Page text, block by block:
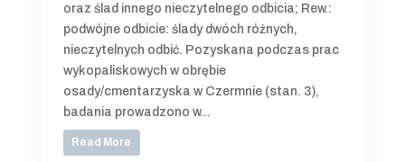
oraz ślad innego nieczytelnego odbicia; Rew.:
podwójne odbicie: ślady dwóch różnych,
nieczytelnych odbić. Pozyskana podczas prac
wykopaliskowych w obrębie
osady/cmentarzyska w Czermnie (stan. 3),
badania prowadzono w...
Read More